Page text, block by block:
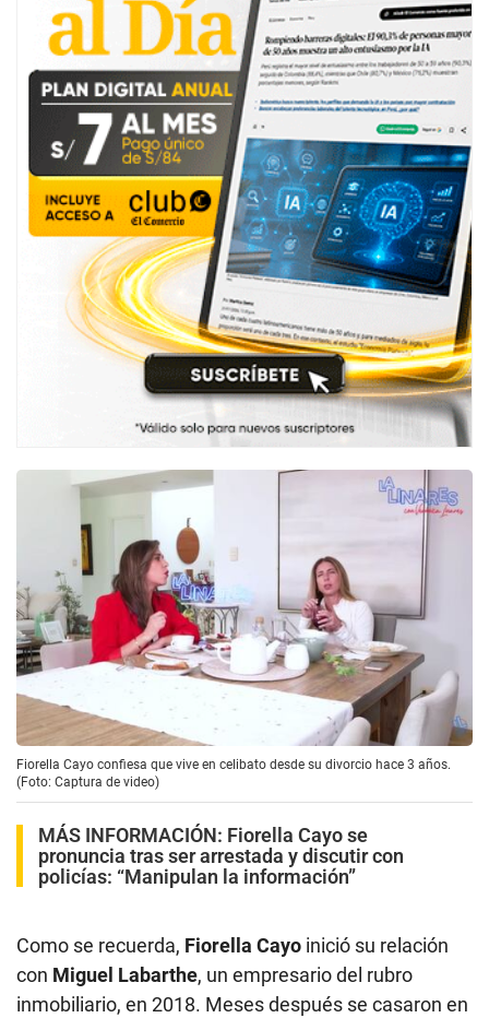
Fiorella Cayo confiesa que vive en celibato desde su divorcio hace 3 años.
(Foto: Captura de video)
MÁS INFORMACIÓN: Fiorella Cayo se
pronuncia tras ser arrestada y discutir con
policías: “Manipulan la información”
Como se recuerda, Fiorella Cayo inició su relación
con Miguel Labarthe, un empresario del rubro
inmobiliario, en 2018. Meses después se casaron en